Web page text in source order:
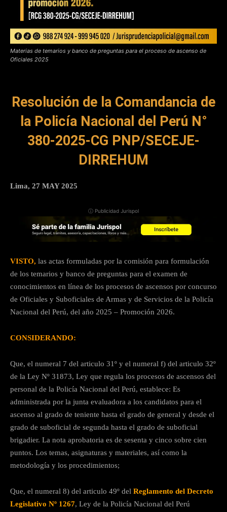
Materias de temarios y banco de preguntas para el proceso de ascenso de
Oficiales 2025
Resolución de la Comandancia de
la Policía Nacional del Perú N°
380-2025-CG PNP/SECEJE-
DIRREHUM
Lima, 27 MAY 2025
ⓘ Publicidad Jurispol
VISTO, las actas formuladas por la comisión para formulación
de los temarios y banco de preguntas para el examen de
conocimientos en línea de los procesos de ascensos por concurso
de Oficiales y Suboficiales de Armas y de Servicios de la Policía
Nacional del Perú, del año 2025 – Promoción 2026.
CONSIDERANDO:
Que, el numeral 7 del articulo 31º y el numeral f) del articulo 32º
de la Ley Nº 31873, Ley que regula los procesos de ascensos del
personal de la Policía Nacional del Perú, establece: Es
administrada por la junta evaluadora a los candidatos para el
ascenso al grado de teniente hasta el grado de general y desde el
grado de suboficial de segunda hasta el grado de suboficial
brigadier. La nota aprobatoria es de sesenta y cinco sobre cien
puntos. Los temas, asignaturas y materiales, así como la
metodología y los procedimientos;
Que, el numeral 8) del articulo 49º del Reglamento del Decreto
Legislativo Nº 1267, Ley de la Policía Nacional del Perú